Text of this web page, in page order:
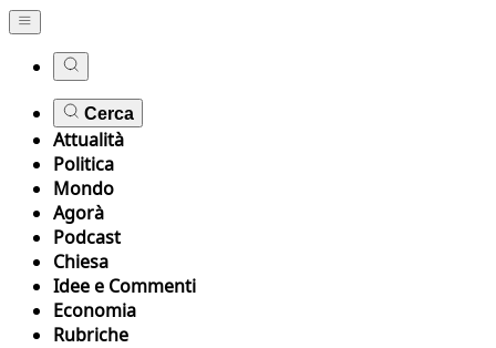
Cerca
Attualità
Politica
Mondo
Agorà
Podcast
Chiesa
Idee e Commenti
Economia
Rubriche